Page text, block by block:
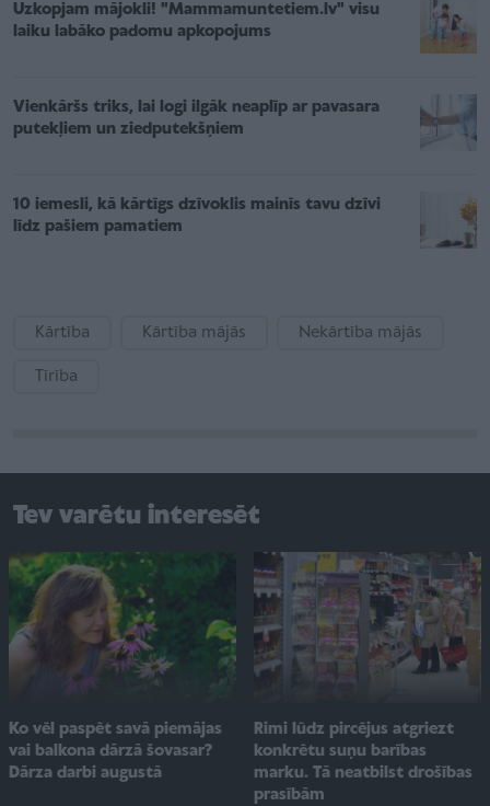
Uzkopjam mājokli! "Mammamuntetiem.lv" visu
laiku labāko padomu apkopojums
Vienkāršs triks, lai logi ilgāk neaplīp ar pavasara
putekļiem un ziedputekšņiem
10 iemesli, kā kārtīgs dzīvoklis mainīs tavu dzīvi
līdz pašiem pamatiem
Kārtība Kārtība mājās Nekārtība mājās
Tīrība
Tev varētu interesēt
Ko vēl paspēt savā piemājas
vai balkona dārzā šovasar?
Dārza darbi augustā
Rimi lūdz pircējus atgriezt
konkrētu suņu barības
marku. Tā neatbilst drošības
prasībām